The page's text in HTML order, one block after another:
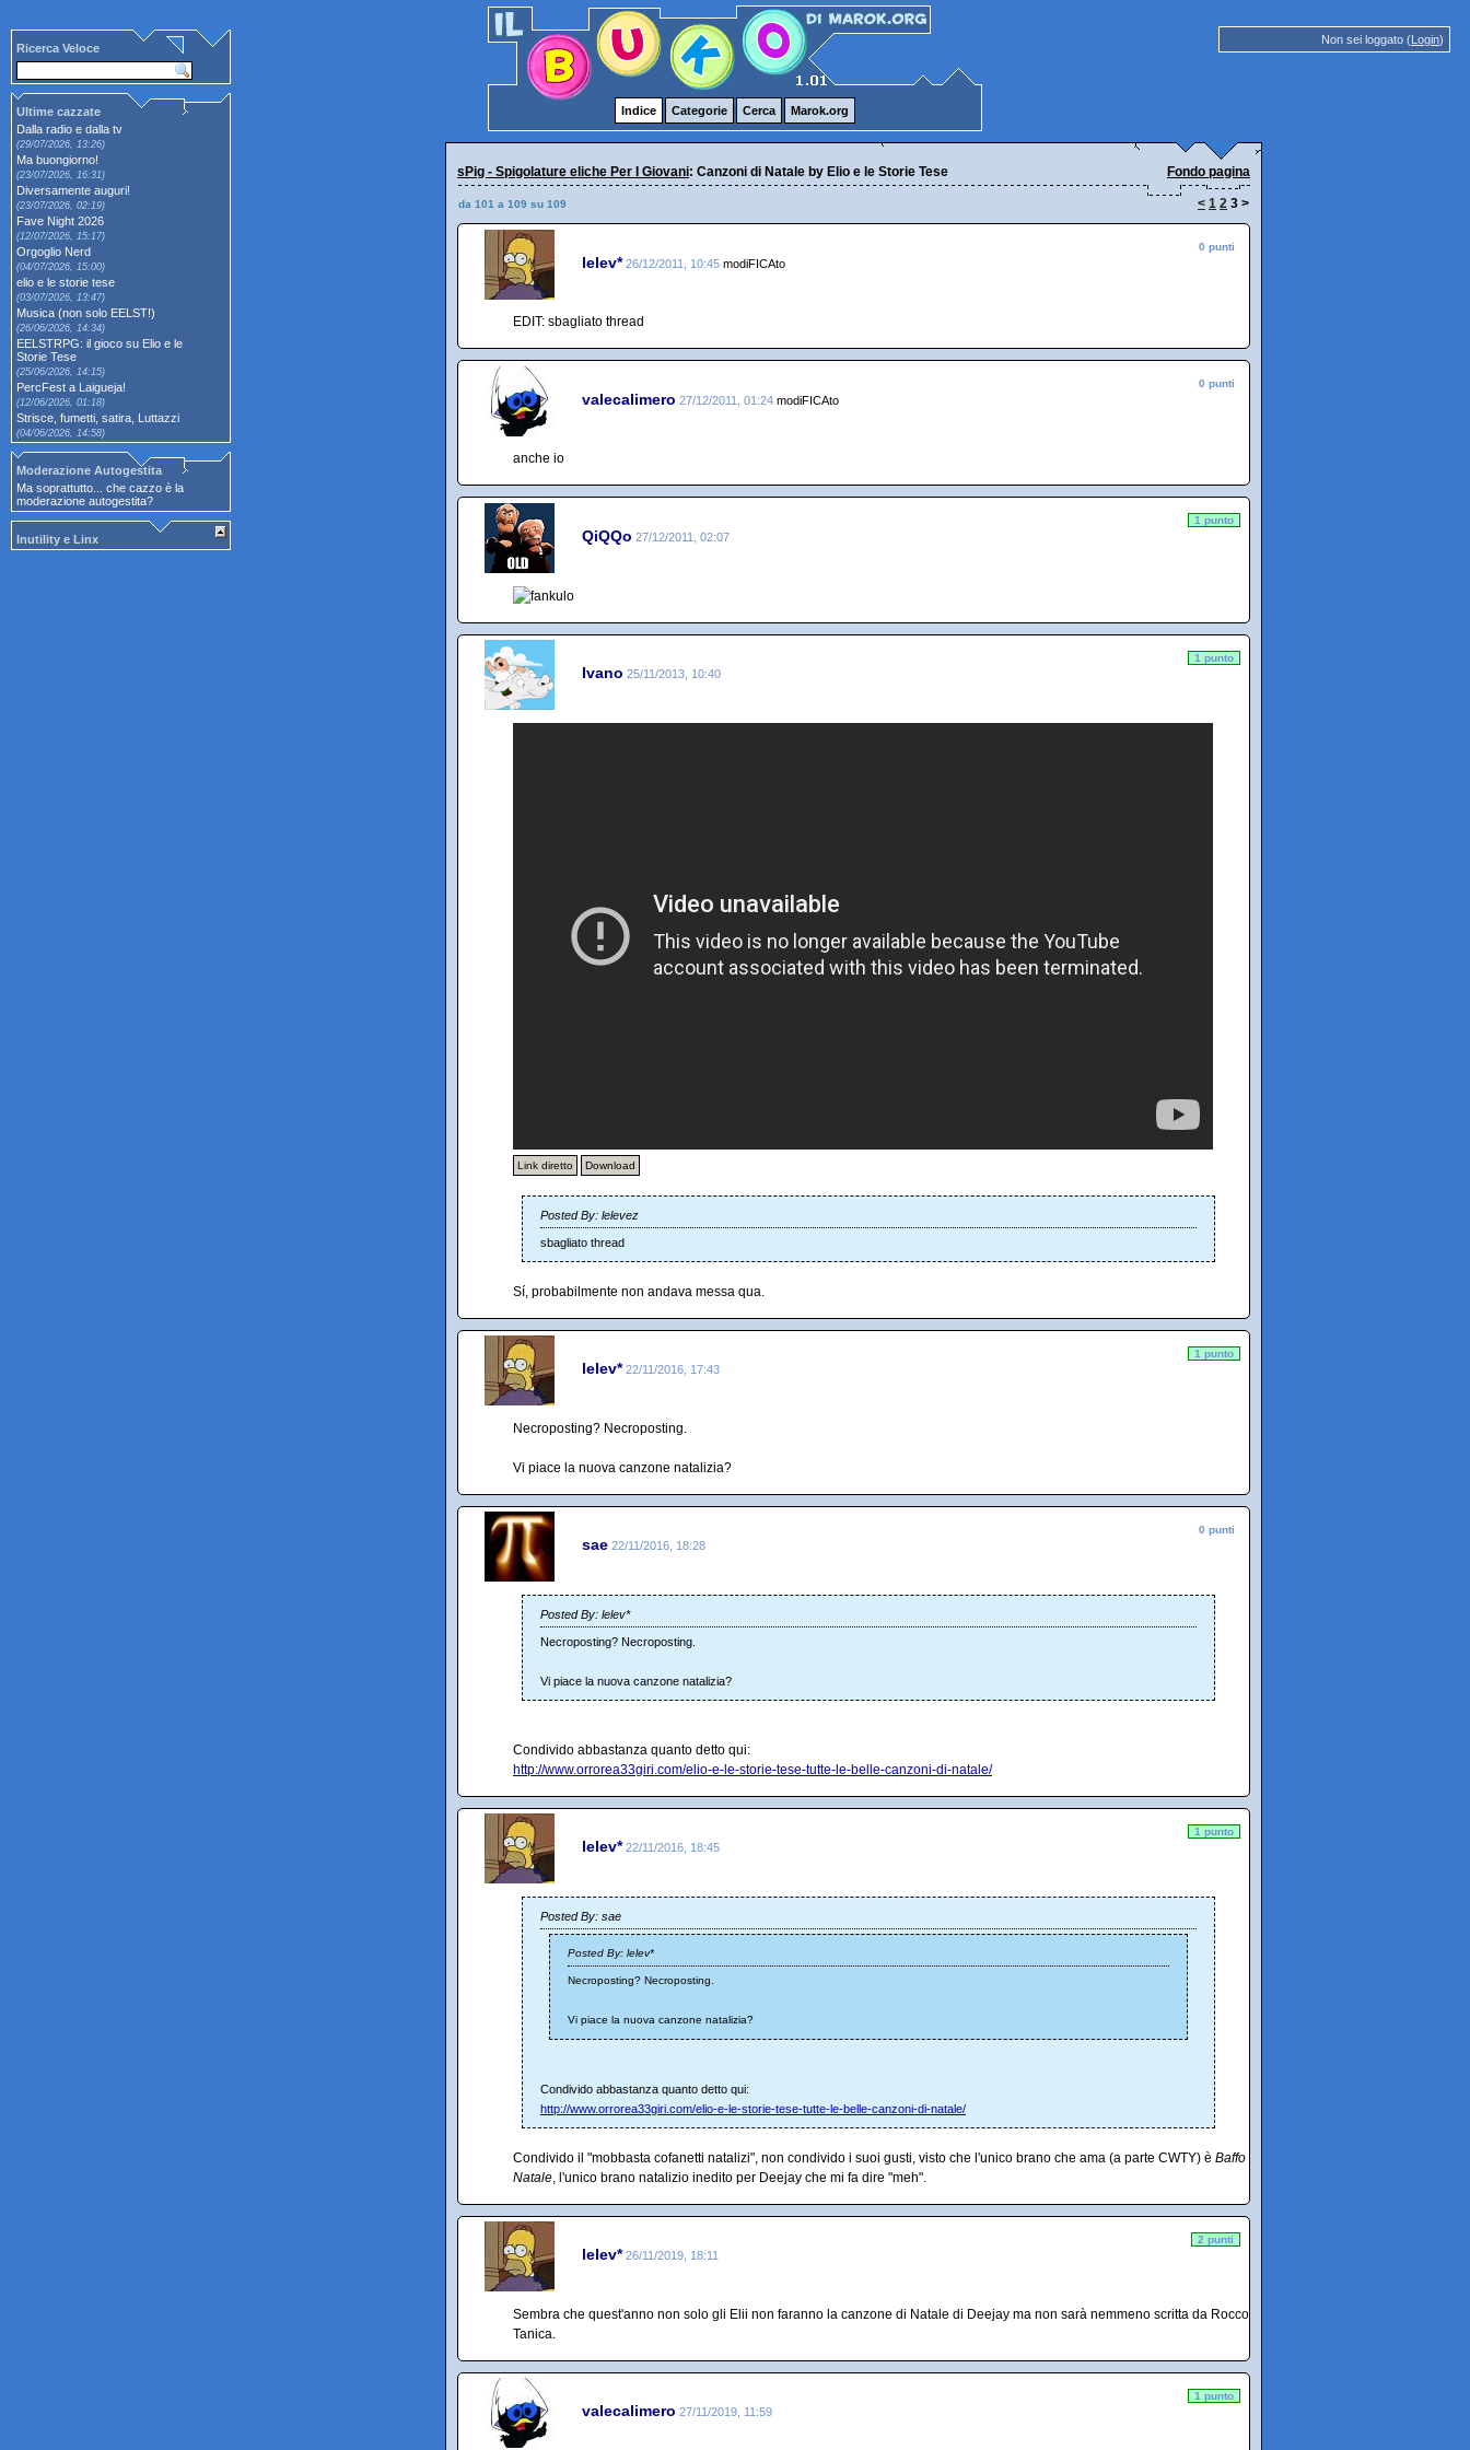
Non sei loggato (Login)
Indice Categorie Cerca Marok.org
Ricerca Veloce
Ultime cazzate
Dalla radio e dalla tv
(29/07/2026, 13:26)
Ma buongiorno!
(23/07/2026, 16:31)
Diversamente auguri!
(23/07/2026, 02:19)
Fave Night 2026
(12/07/2026, 15:17)
Orgoglio Nerd
(04/07/2026, 15:00)
elio e le storie tese
(03/07/2026, 13:47)
Musica (non solo EELST!)
(26/06/2026, 14:34)
EELSTRPG: il gioco su Elio e le
Storie Tese
(25/06/2026, 14:15)
PercFest a Laigueja!
(12/06/2026, 01:18)
Strisce, fumetti, satira, Luttazzi
(04/06/2026, 14:58)
Moderazione Autogestita
Ma soprattutto... che cazzo è la
moderazione autogestita?
Inutility e Linx
sPig - Spigolature eliche Per I Giovani: Canzoni di Natale by Elio e le Storie Tese Fondo pagina
da 101 a 109 su 109 < 1 2 3 >
lelev* 26/12/2011, 10:45 modiFICAto
0 punti
EDIT: sbagliato thread
valecalimero 27/12/2011, 01:24 modiFICAto
0 punti
anche io
QiQQo 27/12/2011, 02:07
1 punto
Ivano 25/11/2013, 10:40
1 punto
Link diretto Download
Posted By: lelevez
sbagliato thread
Sí, probabilmente non andava messa qua.
lelev* 22/11/2016, 17:43
1 punto
Necroposting? Necroposting.
Vi piace la nuova canzone natalizia?
sae 22/11/2016, 18:28
0 punti
Posted By: lelev*
Necroposting? Necroposting.
Vi piace la nuova canzone natalizia?
Condivido abbastanza quanto detto qui:
http://www.orrorea33giri.com/elio-e-le-storie-tese-tutte-le-belle-canzoni-di-natale/
lelev* 22/11/2016, 18:45
1 punto
Posted By: sae
Posted By: lelev*
Necroposting? Necroposting.
Vi piace la nuova canzone natalizia?
Condivido abbastanza quanto detto qui:
http://www.orrorea33giri.com/elio-e-le-storie-tese-tutte-le-belle-canzoni-di-natale/
Condivido il "mobbasta cofanetti natalizi", non condivido i suoi gusti, visto che l'unico brano che ama (a parte CWTY) è Baffo
Natale, l'unico brano natalizio inedito per Deejay che mi fa dire "meh".
lelev* 26/11/2019, 18:11
2 punti
Sembra che quest'anno non solo gli Elii non faranno la canzone di Natale di Deejay ma non sarà nemmeno scritta da Rocco
Tanica.
valecalimero 27/11/2019, 11:59
1 punto